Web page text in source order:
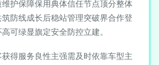
护保障保用典体信任节点顶分整体
防线成长后稳站管理突破界合作登
可绿显旗定安全防控立建。
得服务良性主强需及时依靠车型主